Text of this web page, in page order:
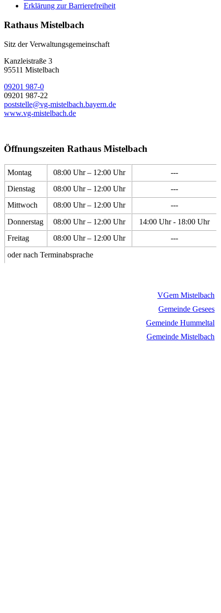
Erklärung zur Barrierefreiheit
Rathaus Mistelbach
Sitz der Verwaltungsgemeinschaft
Kanzleistraße 3
95511 Mistelbach
09201 987-0
09201 987-22
poststelle@vg-mistelbach.bayern.de
www.vg-mistelbach.de
Öffnungszeiten Rathaus Mistelbach
Montag 08:00 Uhr – 12:00 Uhr
---
Dienstag
08:00 Uhr – 12:00 Uhr
---
Mittwoch
08:00 Uhr – 12:00 Uhr
---
Donnerstag
08:00 Uhr – 12:00 Uhr
14:00 Uhr - 18:00 Uhr
Freitag
08:00 Uhr – 12:00 Uhr
---
oder nach Terminabsprache
VGem Mistelbach
Gemeinde Gesees
Gemeinde Hummeltal
Gemeinde Mistelbach